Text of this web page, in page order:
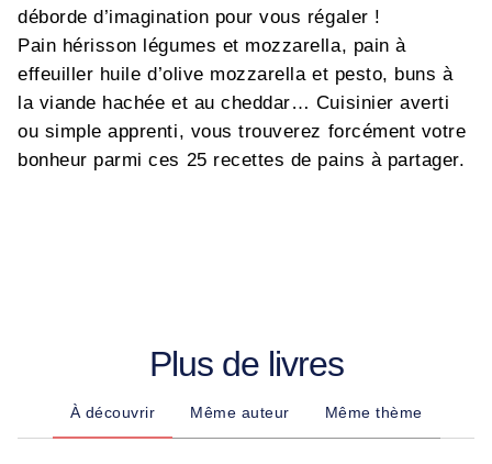
déborde d’imagination pour vous régaler !
Pain hérisson légumes et mozzarella, pain à
effeuiller huile d’olive mozzarella et pesto, buns à
la viande hachée et au cheddar… Cuisinier averti
ou simple apprenti, vous trouverez forcément votre
bonheur parmi ces 25 recettes de pains à partager.
Plus de livres
À découvrir Même auteur Même thème